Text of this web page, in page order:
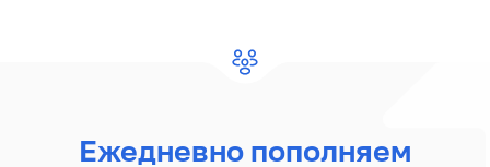
Ежедневно пополняем